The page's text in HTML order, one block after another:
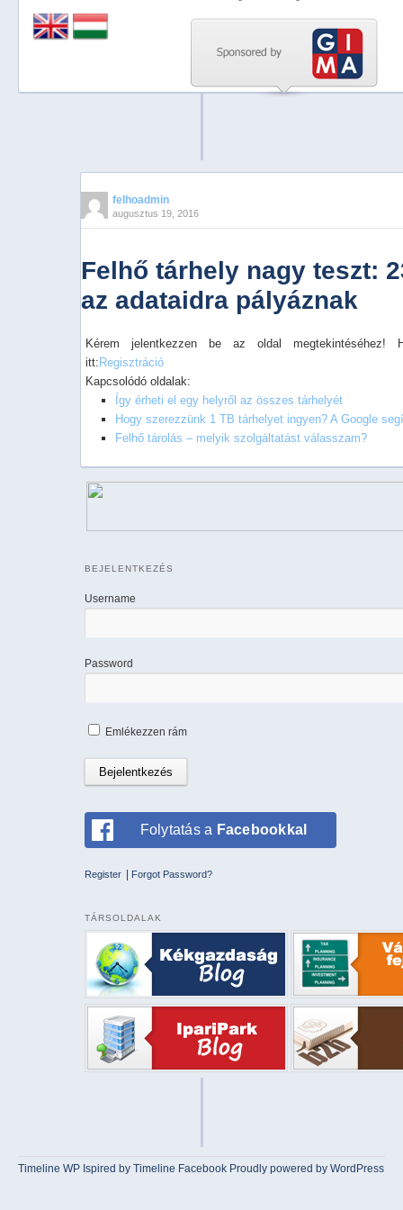
felhoadmin
augusztus 19, 2016
Felhő tárhely nagy teszt:
az adataidra pályáznak
Kérem jelentkezzen be az oldal megtekintéséhez!
itt: Regisztráció
Kapcsolódó oldalak:
Így érheti el egy helyről az összes tárhelyét
Hogy szerezzünk 1 TB tárhelyet ingyen? A Google
Felhő tárolás – melyik szolgáltatást válasszam?
BEJELENTKEZÉS
Username
Password
Emlékezzen rám
Folytatás a Facebookkal
Register | Forgot Password?
TÁRSOLDALAK
Timeline WP Ispired byTimeline Facebook Proudly powered by WordPress